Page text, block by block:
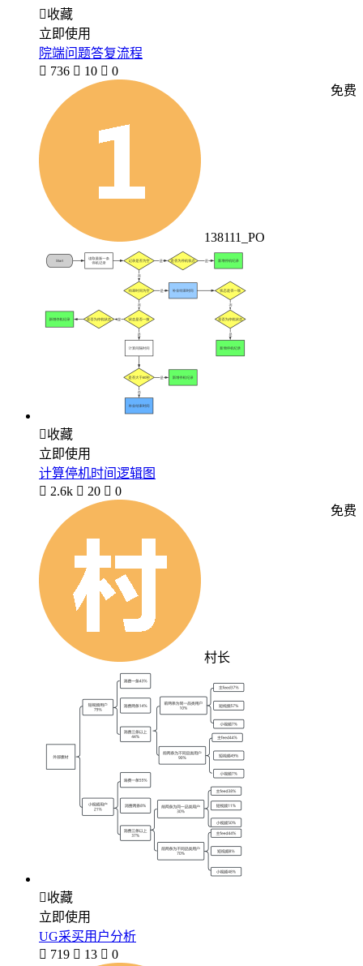
收藏
立即使用
院端问题答复流程
 736  10  0
138111_PO
免费
收藏
立即使用
计算停机时间逻辑图
 2.6k  20  0
村长
免费
收藏
立即使用
UG采买用户分析
 719  13  0